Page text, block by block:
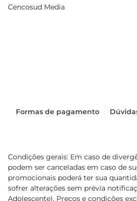
Cencosud Media
Formas de pagamento
Condições gerais: Em caso de
podem ser canceladas em caso de
promocionais poderá ter sua
sofrer alterações sem prévia
Adolescente). Preços e condições